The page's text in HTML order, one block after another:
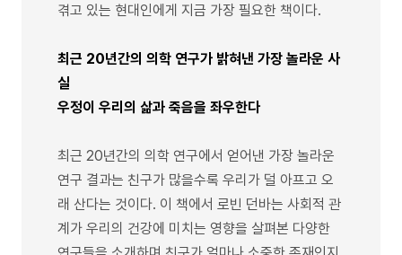
겪고 있는 현대인에게 지금 가장 필요한 책이다.
최근 20년간의 의학 연구가 밝혀낸 가장 놀라운 사
실
우정이 우리의 삶과 죽음을 좌우한다
최근 20년간의 의학 연구에서 얻어낸 가장 놀라운
연구 결과는 친구가 많을수록 우리가 덜 아프고 오
래 산다는 것이다. 이 책에서 로빈 던바는 사회적 관
계가 우리의 건강에 미치는 영향을 살펴본 다양한